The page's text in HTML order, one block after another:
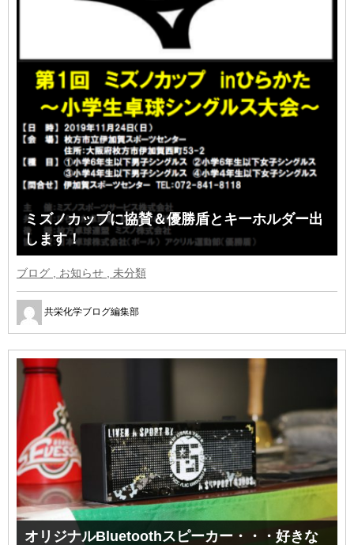
ミズノカップに協賛＆優勝盾とキーホルダー出
します！
ブログ , お知らせ , 未分類
共栄化学ブログ編集部
オリジナルBluetoothスピーカー・・・好きな